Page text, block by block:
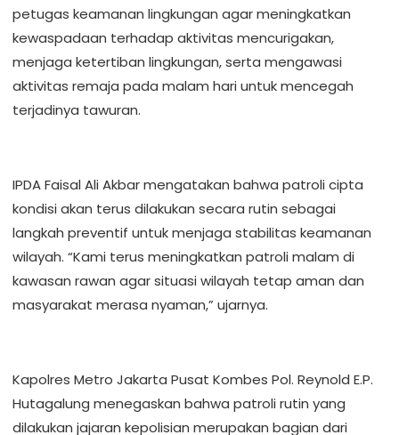
petugas keamanan lingkungan agar meningkatkan
kewaspadaan terhadap aktivitas mencurigakan,
menjaga ketertiban lingkungan, serta mengawasi
aktivitas remaja pada malam hari untuk mencegah
terjadinya tawuran.
IPDA Faisal Ali Akbar mengatakan bahwa patroli cipta
kondisi akan terus dilakukan secara rutin sebagai
langkah preventif untuk menjaga stabilitas keamanan
wilayah. “Kami terus meningkatkan patroli malam di
kawasan rawan agar situasi wilayah tetap aman dan
masyarakat merasa nyaman,” ujarnya.
Kapolres Metro Jakarta Pusat Kombes Pol. Reynold E.P.
Hutagalung menegaskan bahwa patroli rutin yang
dilakukan jajaran kepolisian merupakan bagian dari